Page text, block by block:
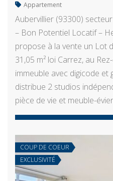
Appartement
Aubervillier (93300)
– Bon Potentiel Locatif –
propose à la vente un Lot
31,05 m² loi Carrez, au
immeuble avec digicode et
distribue 2 studios
pièce de vie et meuble-
COUP DE COEUR
EXCLUSIVITÉ